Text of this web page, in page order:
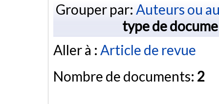
Grouper par: Auteurs ou
type de
Aller à : Article de revue
Nombre de documents: 2